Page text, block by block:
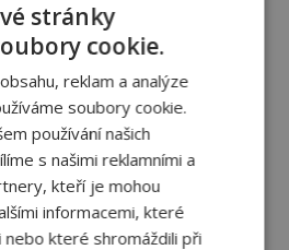
integrovaným filtrem a
Superfilter 140M
140M je kulový kohout s
filtrem a magnetem v
stránky
cookie.
reklam a analýze
soubory cookie.
používání našich
s našimi reklamními a
kteří je mohou
informacemi, které
které shromáždili při